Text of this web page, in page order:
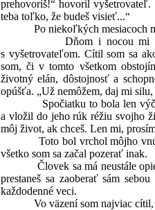
prehovoríš!“ hovoril
teba toľko, že budeš visieť...“
Po niekoľkých mesiacoch mi
Dňom i nocou mi v hlave
s vyšetrovateľom. Cítil som sa
som, či v tomto všetkom
životný elán, dôstojnosť a
opúšťa. „Už nemôžem, daj mi
Spočiatku to bola len výčitka
a vložil do jeho rúk réžiu svojho
môj život, ak chceš. Len mi,
Toto bol vrchol môjho
všetko som sa začal pozerať inak.
Človek sa má neustále opierať
prestaneš sa zaoberať sám
každodenné veci.
Vo väzení som najviac cítil,